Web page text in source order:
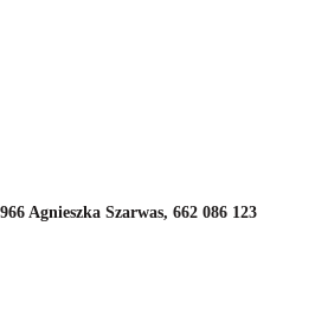
Agnieszka Szarwas, 662 086 123